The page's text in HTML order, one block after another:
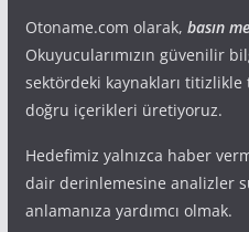
Otoname.com olarak, basın
Okuyucularımızın güvenilir
sektördeki kaynakları titizlikle
doğru içerikleri üretiyoruz.
Hedefimiz yalnızca haber
dair derinlemesine analizler
anlamanıza yardımcı olmak.